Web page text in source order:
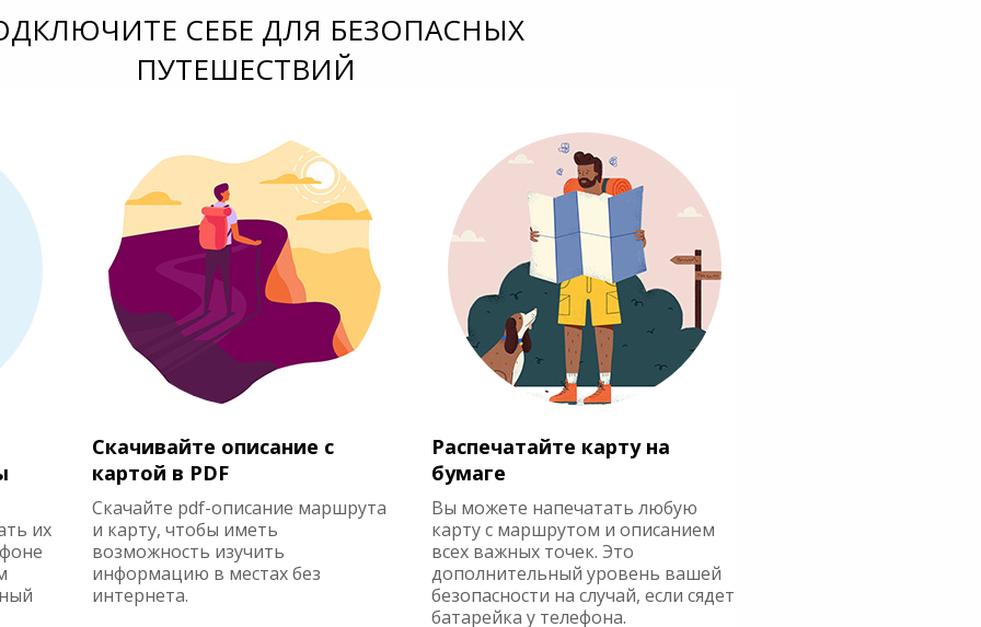
СЕБЕ ДЛЯ БЕЗОПАСНЫХ
ПУТЕШЕСТВИЙ
их
Скачивайте описание с
картой в PDF
Скачайте pdf-описание маршрута
и карту, чтобы иметь
возможность изучить
информацию в местах без
интернета.
Распечатайте карту на
бумаге
Вы можете напечатать любую
карту с маршрутом и описанием
всех важных точек. Это
дополнительный уровень вашей
безопасности на случай, если сядет
батарейка у телефона.